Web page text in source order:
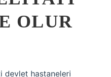
OLUR
devlet hastaneleri